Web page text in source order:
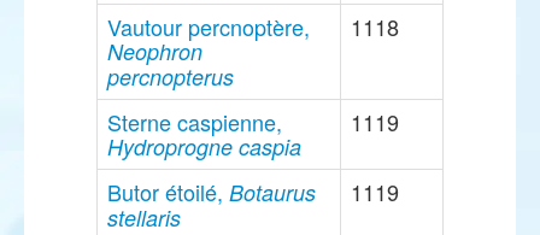
Vautour percnoptère,
Neophron
percnopterus
1118
Sterne caspienne,
Hydroprogne caspia
1119
Butor étoilé, Botaurus
stellaris
1119